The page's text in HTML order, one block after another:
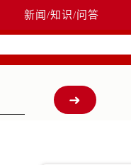
新闻/知识/问答